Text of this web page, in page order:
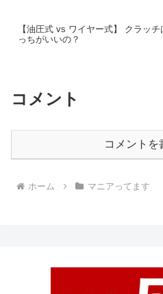
【油圧式 vs ワイヤー式】 クラッチ
っちがいいの？
コメント
コメントを
ホーム マニアってます